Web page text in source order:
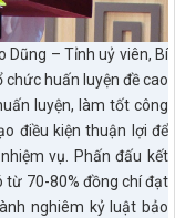
Dũng – Tỉnh uỷ viên, Bí
chức huấn luyện đề cao
luyện, làm tốt công
điều kiện thuận lợi để
vụ. Phấn đấu kết
từ 70-80% đồng chí đạt
nghiêm kỷ luật bảo